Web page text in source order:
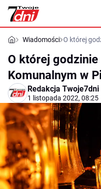
Wiadomości O której
O której
Komunalnym w
Redakcja Twoje7dni
1 listopada 2022, 08:25